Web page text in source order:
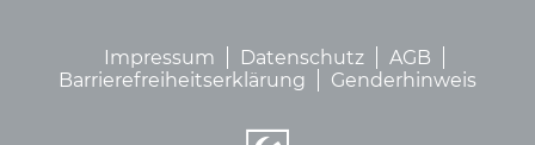
Impressum Datenschutz
AGB
Barrierefreiheitserklärung
Genderhinweis